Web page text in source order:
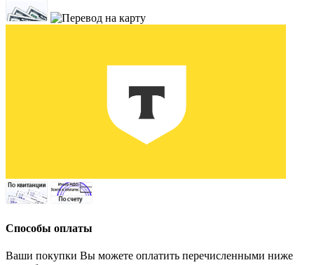
Способы оплаты
Ваши покупки Вы можете оплатить перечисленными ниже